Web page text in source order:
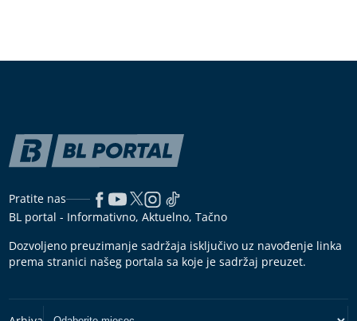
Pratite nas
BL portal - Informativno, Aktuelno, Tačno
Dozvoljeno preuzimanje sadržaja isključivo uz navođenje linka
prema stranici našeg portala sa koje je sadržaj preuzet.